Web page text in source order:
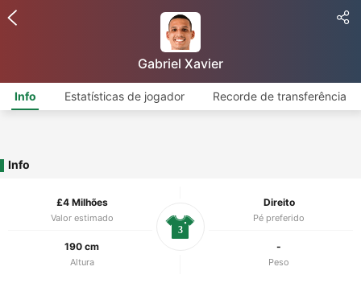
Gabriel Xavier
Info Estatísticas de jogador Recorde de transferência
Info
£4 Milhões
Valor estimado
Direito
Pé preferido
190 cm
Altura
-
Peso
3